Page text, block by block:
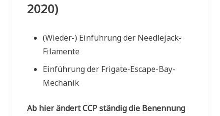
2020)
(Wieder-) Einführung der Needlejack-
Filamente
Einführung der Frigate-Escape-Bay-
Mechanik
Ab hier ändert CCP ständig die Benennung